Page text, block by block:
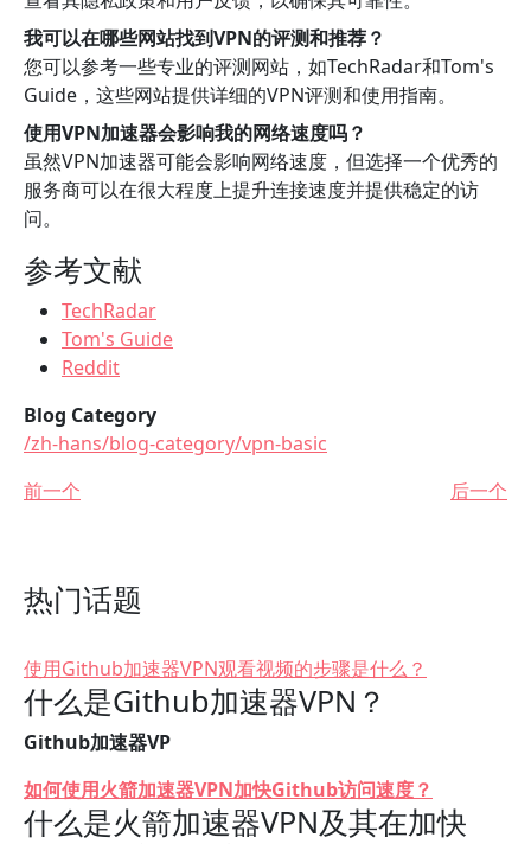
我可以在哪些网站找到VPN的评测和推荐？
您可以参考一些专业的评测网站，如TechRadar和Tom's
Guide，这些网站提供详细的VPN评测和使用指南。
使用VPN加速器会影响我的网络速度吗？
虽然VPN加速器可能会影响网络速度，但选择一个优秀的
服务商可以在很大程度上提升连接速度并提供稳定的访
问。
参考文献
TechRadar
Tom's Guide
Reddit
Blog Category
/zh-hans/blog-category/vpn-basic
前一个
后一个
热门话题
使用Github加速器VPN观看视频的步骤是什么？
什么是Github加速器VPN？
Github加速器VP
如何使用火箭加速器VPN加快Github访问速度？
什么是火箭加速器VPN及其在加快